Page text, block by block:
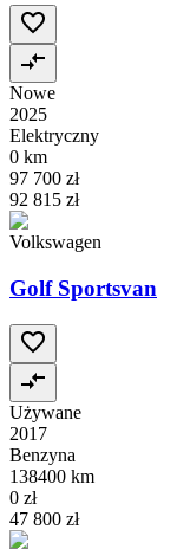
Nowe
2025
Elektryczny
0 km
97 700 zł
92 815 zł
Volkswagen
Golf Sportsvan
Używane
2017
Benzyna
138400 km
0 zł
47 800 zł